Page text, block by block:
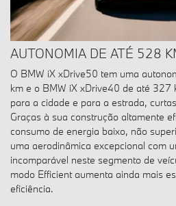
AUTONOMIA DE ATÉ 528
O BMW iX xDrive50 tem uma
km e o BMW iX xDrive40 de até 327
para a cidade e para a estrada,
Graças à sua construção altamente
consumo de energia baixo, não
uma aerodinâmica excepcional com
incomparável neste segmento de
modo Efficient aumenta ainda mais
eficiência.